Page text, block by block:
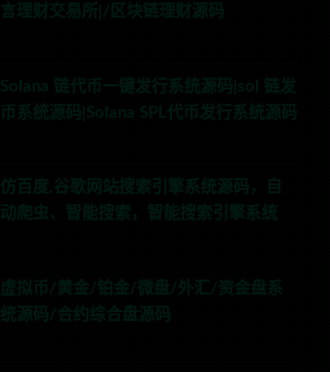
言理财交易所|/区块链理财源码
Solana 链代币一键发行系统源码|sol 链发
币系统源码|Solana SPL代币发行系统源码
仿百度,谷歌网站搜索引擎系统源码，自
动爬虫、智能搜索，智能搜索引擎系统
虚拟币/黄金/铂金/微盘/外汇/资金盘系
统源码/合约综合盘源码